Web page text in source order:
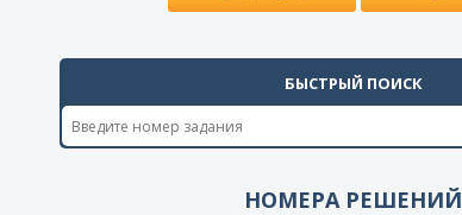
БЫСТРЫЙ ПОИСК
НОМЕРА РЕШЕНИЙ